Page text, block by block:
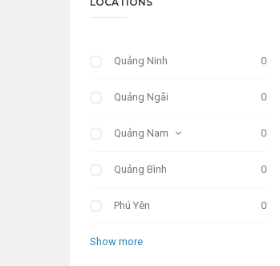
Quảng Ninh 0
Quảng Ngãi 0
Quảng Nam 0
Quảng Bình 0
Phú Yên 0
Show more